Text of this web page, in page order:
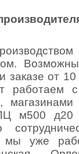
заказе от
с
м500 д20
уже